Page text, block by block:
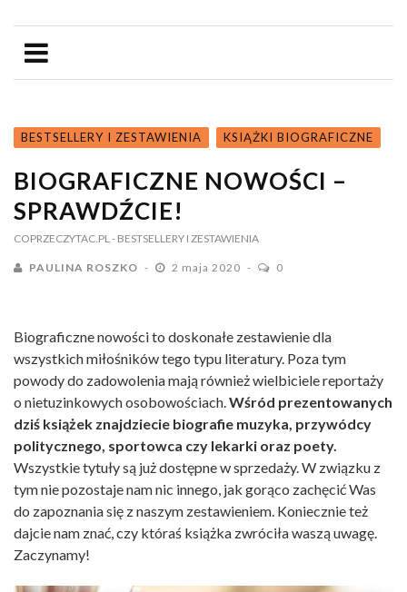
BESTSELLERY I ZESTAWIENIA KSIĄŻKI BIOGRAFICZNE
BIOGRAFICZNE NOWOŚCI –
SPRAWDŹCIE!
COPRZECZYTAC.PL - BESTSELLERY I ZESTAWIENIA
PAULINA ROSZKO 2 maja 2020 0
Biograficzne nowości to doskonałe zestawienie dla
wszystkich miłośników tego typu literatury. Poza tym
powody do zadowolenia mają również wielbiciele reportaży
o nietuzinkowych osobowościach.Wśród prezentowanych
dziś książek znajdziecie biografie muzyka, przywódcy
politycznego, sportowca czy lekarki oraz poety.
Wszystkie tytuły są już dostępne w sprzedaży. W związku z
tym nie pozostaje nam nic innego, jak gorąco zachęcić Was
do zapoznania się z naszym zestawieniem. Koniecznie też
dajcie nam znać, czy któraś książka zwróciła waszą uwagę.
Zaczynamy!